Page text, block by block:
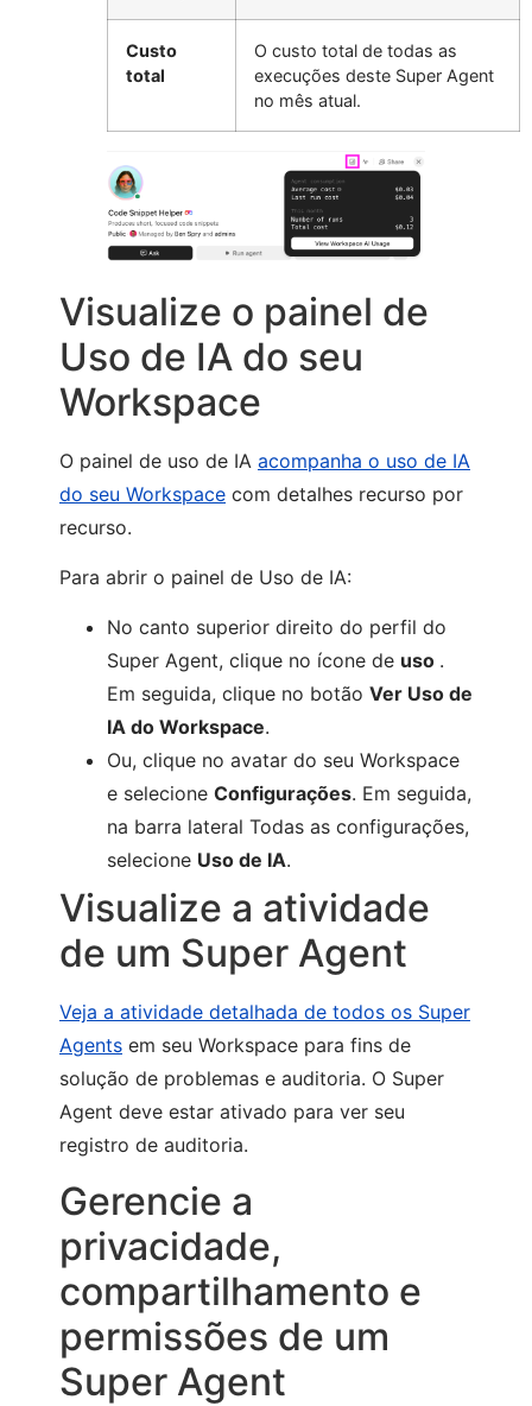
Custo
total
O custo total de todas as
execuções deste Super Agent
no mês atual.
Visualize o painel de
Uso de IA do seu
Workspace
O painel de uso de IA acompanha o uso de IA
do seu Workspace com detalhes recurso por
recurso.
Para abrir o painel de Uso de IA:
No canto superior direito do perfil do
Super Agent, clique no ícone de uso .
Em seguida, clique no botão Ver Uso de
IA do Workspace.
Ou, clique no avatar do seu Workspace
e selecione Configurações. Em seguida,
na barra lateral Todas as configurações,
selecione Uso de IA.
Visualize a atividade
de um Super Agent
Veja a atividade detalhada de todos os Super
Agents em seu Workspace para fins de
solução de problemas e auditoria. O Super
Agent deve estar ativado para ver seu
registro de auditoria.
Gerencie a
privacidade,
compartilhamento e
permissões de um
Super Agent